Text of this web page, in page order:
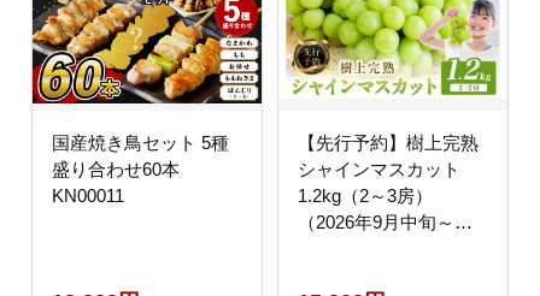
国産焼き鳥セット 5種
盛り合わせ60本
KN00011
【先行予約】樹上完熟
シャインマスカット
1.2kg（2～3房）
（2026年9月中旬～発